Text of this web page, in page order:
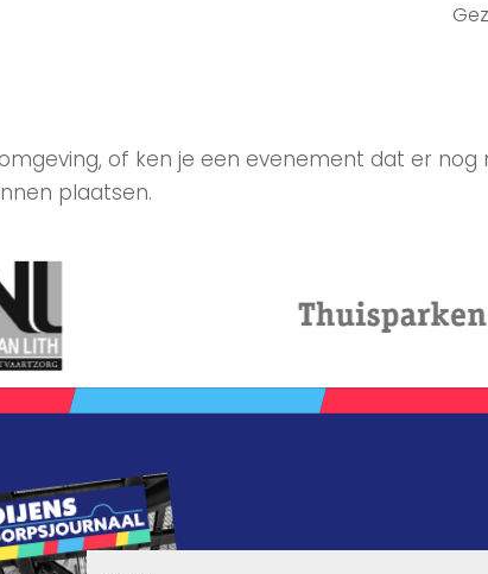
of ken je een evenement dat er nog
plaatsen.